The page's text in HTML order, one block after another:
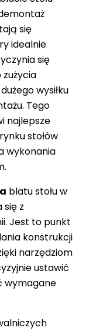
się
idealnie
się
zużycia
wysiłku
Tego
najlepsze
stołów
wykonania
blatu stołu w
się z
Jest to punkt
konstrukcji
narzędziom
ustawić
wymagane